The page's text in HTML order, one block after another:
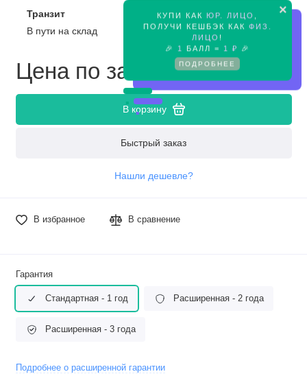
×
КУПИ КАК ЮР. ЛИЦО
ПОЛУЧИ КЕШБЭК КАК ФИЗ.
ЛИЦО !
🎉
1 БАЛЛ = 1 ₽ 🎉
ПОДРОБНЕЕ
Транзит
Предзаказ
В пути на склад
Цена по запросу
В корзину
Быстрый заказ
Нашли дешевле?
В избранное В сравнение
Гарантия
Стандартная - 1 год Расширенная - 2 года
Расширенная - 3 года
Подробнее о расширенной гарантии